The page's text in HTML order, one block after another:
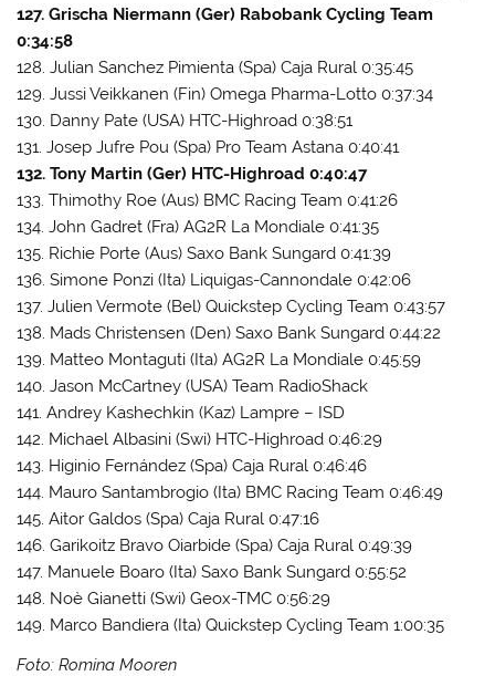
127. Grischa Niermann (Ger) Rabobank Cycling Team
0:34:58
128. Julian Sanchez Pimienta (Spa) Caja Rural 0:35:45
129. Jussi Veikkanen (Fin) Omega Pharma-Lotto 0:37:34
130. Danny Pate (USA) HTC-Highroad 0:38:51
131. Josep Jufre Pou (Spa) Pro Team Astana 0:40:41
132. Tony Martin (Ger) HTC-Highroad 0:40:47
133. Thimothy Roe (Aus) BMC Racing Team 0:41:26
134. John Gadret (Fra) AG2R La Mondiale 0:41:35
135. Richie Porte (Aus) Saxo Bank Sungard 0:41:39
136. Simone Ponzi (Ita) Liquigas-Cannondale 0:42:06
137. Julien Vermote (Bel) Quickstep Cycling Team 0:43:57
138. Mads Christensen (Den) Saxo Bank Sungard 0:44:22
139. Matteo Montaguti (Ita) AG2R La Mondiale 0:45:59
140. Jason McCartney (USA) Team RadioShack
141. Andrey Kashechkin (Kaz) Lampre – ISD
142. Michael Albasini (Swi) HTC-Highroad 0:46:29
143. Higinio Fernández (Spa) Caja Rural 0:46:46
144. Mauro Santambrogio (Ita) BMC Racing Team 0:46:49
145. Aitor Galdos (Spa) Caja Rural 0:47:16
146. Garikoitz Bravo Oiarbide (Spa) Caja Rural 0:49:39
147. Manuele Boaro (Ita) Saxo Bank Sungard 0:55:52
148. Noè Gianetti (Swi) Geox-TMC 0:56:29
149. Marco Bandiera (Ita) Quickstep Cycling Team 1:00:35
Foto: Romina Mooren